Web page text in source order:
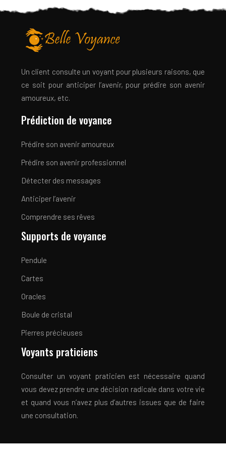
Un client consulte un voyant pour plusieurs raisons, que
ce soit pour anticiper l’avenir, pour prédire son avenir
amoureux, etc.
Prédiction de voyance
Prédire son avenir amoureux
Prédire son avenir professionnel
Détecter des messages
Anticiper l’avenir
Comprendre ses rêves
Supports de voyance
Pendule
Cartes
Oracles
Boule de cristal
Pierres précieuses
Voyants praticiens
Consulter un voyant praticien est nécessaire quand
vous devez prendre une décision radicale dans votre vie
et quand vous n’avez plus d’autres issues que de faire
une consultation.